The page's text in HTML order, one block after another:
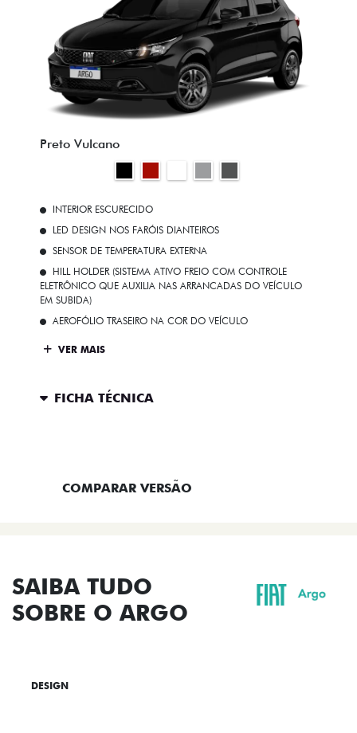
Preto Vulcano
INTERIOR ESCURECIDO
LED DESIGN NOS FARÓIS DIANTEIROS
SENSOR DE TEMPERATURA EXTERNA
HILL HOLDER (SISTEMA ATIVO FREIO COM CONTROLE
ELETRÔNICO QUE AUXILIA NAS ARRANCADAS DO VEÍCULO
EM SUBIDA)
AEROFÓLIO TRASEIRO NA COR DO VEÍCULO
VER MAIS
FICHA TÉCNICA
COMPARAR VERSÃO
SAIBA TUDO
SOBRE O ARGO
DESIGN